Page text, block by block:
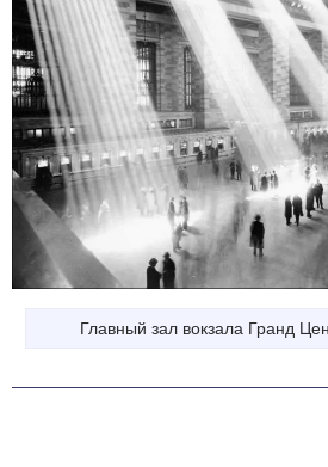
Главный зал вокзала Гранд